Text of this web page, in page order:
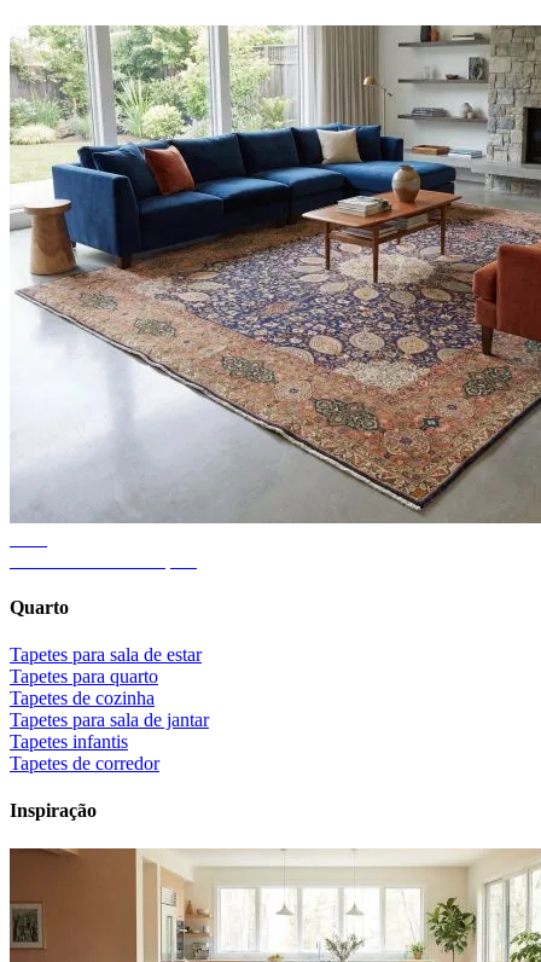
Quarto
Tapetes para sala de estar
Tapetes para quarto
Tapetes de cozinha
Tapetes para sala de jantar
Tapetes infantis
Tapetes de corredor
Inspiração